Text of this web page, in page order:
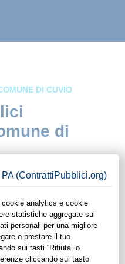
DI CUVIO
di
stipulati
la scadenza dei
la tua attività
con largo
offre agli utenti 7
di conoscere e
stipulati da una